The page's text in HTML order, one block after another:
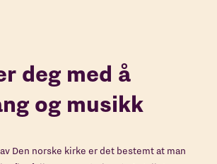
deg med å
og musikk
Den norske kirke er det bestemt at man